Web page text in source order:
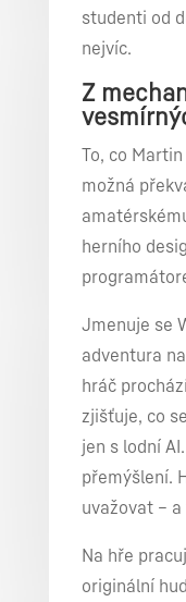
studenti od
nejvíc.
Z
To, co
možná
herního
Jmenuje se
adventura
hráč
zjišťuje, co
jen s lodní
přemýšlení.
uvažovat –
Na hře
originální